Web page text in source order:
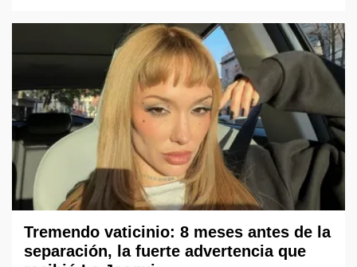
Tremendo vaticinio: 8 meses antes de la
separación, la fuerte advertencia que